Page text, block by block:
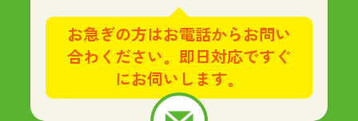
お急ぎの方はお電話からお問い
合わください。即日対応ですぐ
にお伺いします。